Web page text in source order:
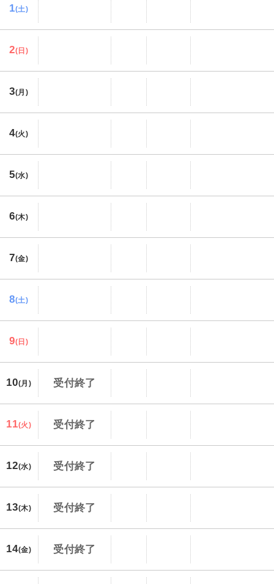
1(土)
2(日)
3(月)
4(火)
5(水)
6(木)
7(金)
8(土)
9(日)
10(月) 受付終了
11(火) 受付終了
12(水) 受付終了
13(木) 受付終了
14(金) 受付終了